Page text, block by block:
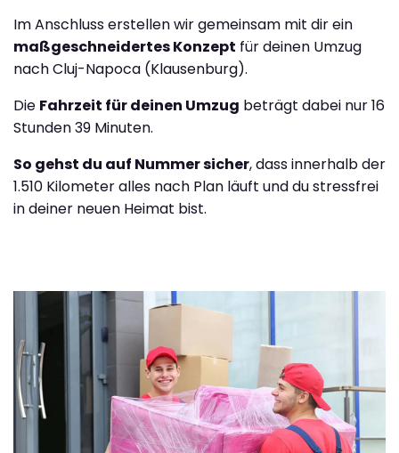
Im Anschluss erstellen wir gemeinsam mit dir ein
maßgeschneidertes Konzept für deinen Umzug
nach Cluj-Napoca (Klausenburg).
Die Fahrzeit für deinen Umzug beträgt dabei nur 16
Stunden 39 Minuten.
So gehst du auf Nummer sicher, dass innerhalb der
1.510 Kilometer alles nach Plan läuft und du stressfrei
in deiner neuen Heimat bist.